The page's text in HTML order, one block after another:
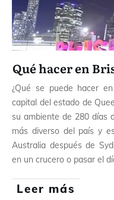
Qué hacer en
¿Qué se puede hacer
capital del estado de
su ambiente de 280 días
más diverso del país y
Australia después de
en un crucero o pasar el
Leer más